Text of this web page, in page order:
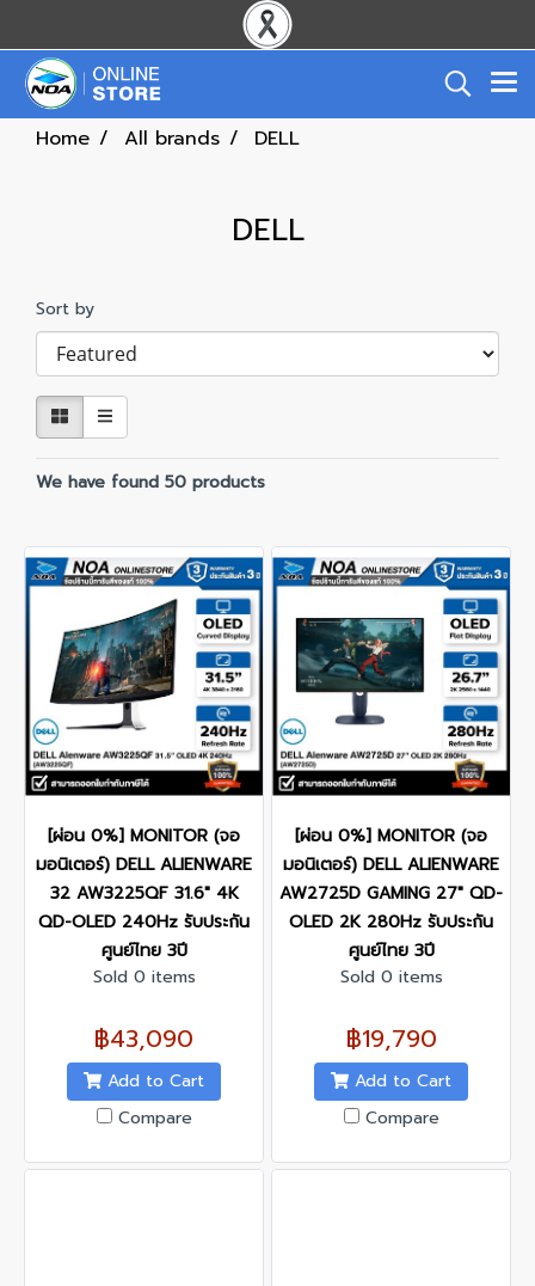
Home All brands DELL
DELL
Sort by
We have found 50 products
[ผ่อน 0%] MONITOR (จอ
มอนิเตอร์) DELL ALIENWARE
32 AW3225QF 31.6" 4K
QD-OLED 240Hz รับประกัน
ศูนย์ไทย 3ปี
Sold 0 items
฿43,090
Add to Cart
Compare
[ผ่อน 0%] MONITOR (จอ
มอนิเตอร์) DELL ALIENWARE
AW2725D GAMING 27" QD-
OLED 2K 280Hz รับประกัน
ศูนย์ไทย 3ปี
Sold 0 items
฿19,790
Add to Cart
Compare